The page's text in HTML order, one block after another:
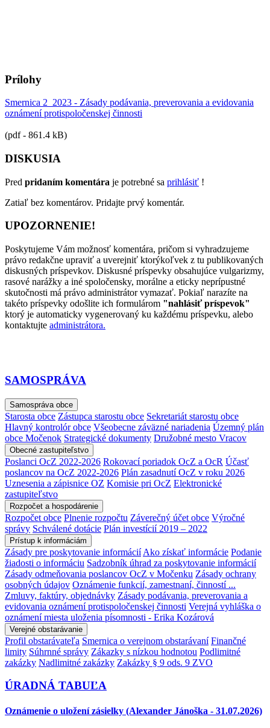
Prílohy
Smernica 2_2023 - Zásady podávania, preverovania a evidovania
oznámení protispoločenskej činnosti
(pdf - 861.4 kB)
DISKUSIA
Pred pridaním komentára je potrebné sa prihlásiť !
Zatiaľ bez komentárov. Pridajte prvý komentár.
UPOZORNENIE!
Poskytujeme Vám možnosť komentára, pričom si vyhradzujeme
právo redakčne upraviť a uverejniť ktorýkoľvek z tu publikovaných
diskusných príspevkov. Diskusné príspevky obsahujúce vulgarizmy,
rasové narážky a iné spoločensky, morálne a eticky neprípustné
skutočnosti má právo administrátor vymazať. Pokiaľ narazíte na
takéto príspevky odošlite ich formulárom "nahlásiť príspevok"
ktorý je automaticky vygenerovaný ku každému príspevku, alebo
kontaktujte administrátora.
SAMOSPRÁVA
Samospráva obce
Starosta obce Zástupca starostu obce Sekretariát starostu obce
Hlavný kontrolór obce Všeobecne záväzné nariadenia Územný plán
obce Močenok Strategické dokumenty Družobné mesto Vracov
Obecné zastupiteľstvo
Poslanci OcZ 2022-2026 Rokovací poriadok OcZ a OcR Účasť
poslancov na OcZ 2022-2026 Plán zasadnutí OcZ v roku 2026
Uznesenia a zápisnice OZ Komisie pri OcZ Elektronické
zastupiteľstvo
Rozpočet a hospodárenie
Rozpočet obce Plnenie rozpočtu Záverečný účet obce Výročné
správy Schválené dotácie Plán investícií 2019 – 2022
Prístup k informáciám
Zásady pre poskytovanie informácií Ako získať informácie Podanie
žiadosti o informáciu Sadzobník úhrad za poskytovanie informácií
Zásady odmeňovania poslancov OcZ v Močenku Zásady ochrany
osobných údajov Oznámenie funkcií, zamestnaní, činností ...
Zmluvy, faktúry, objednávky Zásady podávania, preverovania a
evidovania oznámení protispoločenskej činnosti Verejná vyhláška o
oznámení miesta uloženia písomnosti - Erika Kozárová
Verejné obstarávanie
Profil obstarávateľa Smernica o verejnom obstarávaní Finančné
limity Súhrnné správy Zákazky s nízkou hodnotou Podlimitné
zakázky Nadlimitné zakázky Zakázky § 9 ods. 9 ZVO
ÚRADNÁ TABUĽA
Oznámenie o uložení zásielky (Alexander Jánoška - 31.07.2026)